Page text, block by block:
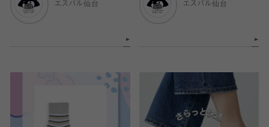
エスパル仙台
エスパル仙台